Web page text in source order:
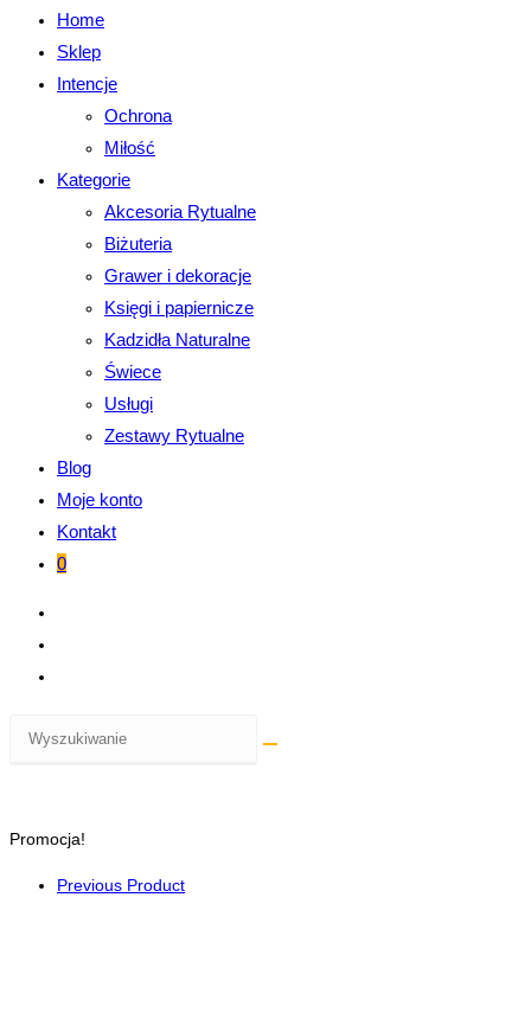
Home
Sklep
Intencje
Ochrona
Miłość
Kategorie
Akcesoria Rytualne
Biżuteria
Grawer i dekoracje
Księgi i papiernicze
Kadzidła Naturalne
Świece
Usługi
Zestawy Rytualne
Blog
Moje konto
Kontakt
0
Promocja!
Previous Product